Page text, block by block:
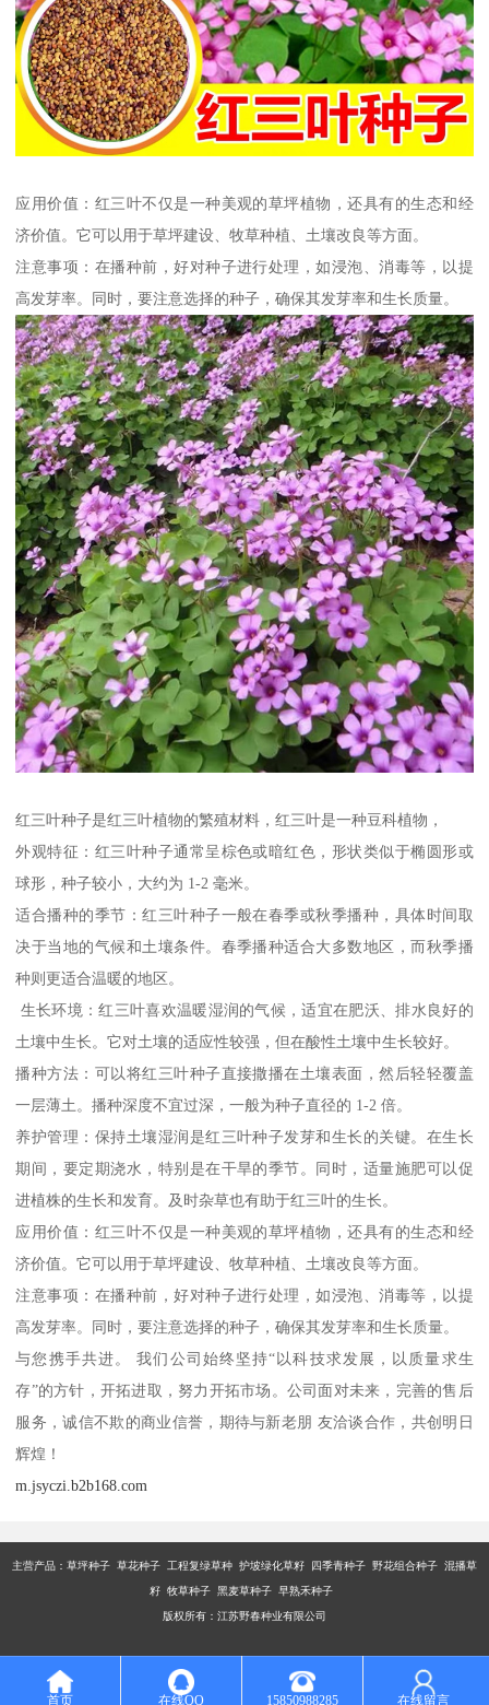
应用价值：红三叶不仅是一种美观的草坪植物，还具有的生态和经
济价值。它可以用于草坪建设、牧草种植、土壤改良等方面。
注意事项：在播种前，好对种子进行处理，如浸泡、消毒等，以提
高发芽率。同时，要注意选择的种子，确保其发芽率和生长质量。
红三叶种子是红三叶植物的繁殖材料，红三叶是一种豆科植物，
外观特征：红三叶种子通常呈棕色或暗红色，形状类似于椭圆形或
球形，种子较小，大约为 1-2 毫米。
适合播种的季节：红三叶种子一般在春季或秋季播种，具体时间取
决于当地的气候和土壤条件。春季播种适合大多数地区，而秋季播
种则更适合温暖的地区。
生长环境：红三叶喜欢温暖湿润的气候，适宜在肥沃、排水良好的
土壤中生长。它对土壤的适应性较强，但在酸性土壤中生长较好。
播种方法：可以将红三叶种子直接撒播在土壤表面，然后轻轻覆盖
一层薄土。播种深度不宜过深，一般为种子直径的 1-2 倍。
养护管理：保持土壤湿润是红三叶种子发芽和生长的关键。在生长
期间，要定期浇水，特别是在干旱的季节。同时，适量施肥可以促
进植株的生长和发育。及时杂草也有助于红三叶的生长。
应用价值：红三叶不仅是一种美观的草坪植物，还具有的生态和经
济价值。它可以用于草坪建设、牧草种植、土壤改良等方面。
注意事项：在播种前，好对种子进行处理，如浸泡、消毒等，以提
高发芽率。同时，要注意选择的种子，确保其发芽率和生长质量。
与您携手共进。 我们公司始终坚持“以科技求发展，以质量求生
存”的方针，开拓进取，努力开拓市场。公司面对未来，完善的售后
服务，诚信不欺的商业信誉，期待与新老朋 友洽谈合作，共创明日
辉煌！
m.jsyczi.b2b168.com
主营产品： 草坪种子 草花种子 工程复绿草种 护坡绿化草籽 四季青种子 野花组合种子 混播草
籽 牧草种子 黑麦草种子 早熟禾种子
版权所有：江苏野春种业有限公司
首页 在线QQ 15850988285 在线留言